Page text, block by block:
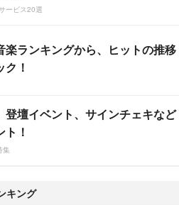
ービス20選
楽ランキングから、ヒットの推移
！
登壇イベント、サインチェキなど
！
集
キング